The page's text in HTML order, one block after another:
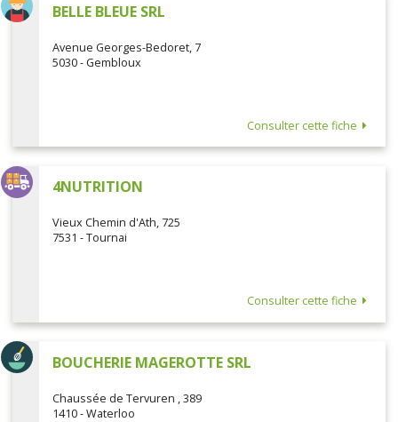
BELLE BLEUE SRL
Avenue Georges-Bedoret, 7
5030 - Gembloux
Consulter cette fiche
4NUTRITION
Vieux Chemin d'Ath, 725
7531 - Tournai
Consulter cette fiche
BOUCHERIE MAGEROTTE SRL
Chaussée de Tervuren , 389
1410 - Waterloo